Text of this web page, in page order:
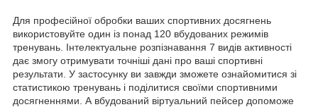
Для професійної обробки ваших спортивних досягнень
використовуйте один із понад 120 вбудованих режимів
тренувань. Інтелектуальне розпізнавання 7 видів активності
дає змогу отримувати точніші дані про ваші спортивні
результати. У застосунку ви завжди зможете ознайомитися зі
статистикою тренувань і поділитися своїми спортивними
досягненнями. А вбудований віртуальний пейсер допоможе